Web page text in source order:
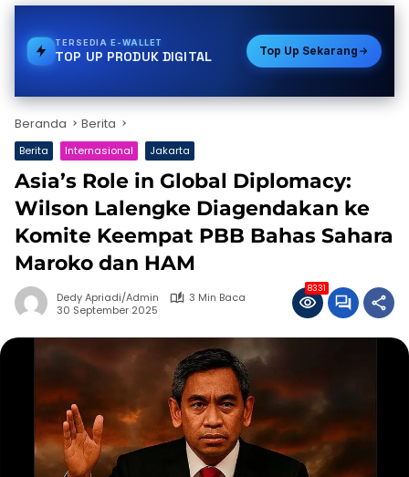
TERSEDIAVOUCHER GAME
TOP UP PRODUK DIGITAL Top Up Sekarang
Beranda Berita
Berita Internasional Jakarta
Asia’s Role in Global Diplomacy:
Wilson Lalengke Diagendakan ke
Komite Keempat PBB Bahas Sahara
Maroko dan HAM
Dedy Apriadi/Admin
3 Min Baca
30 September 2025
8331